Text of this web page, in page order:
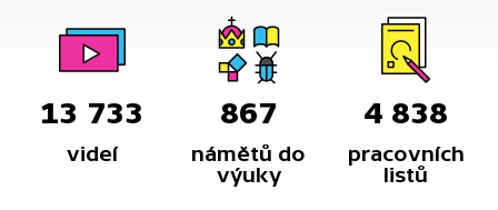
13 733
videí
867
námětů do
výuky
4 838
pracovních
listů